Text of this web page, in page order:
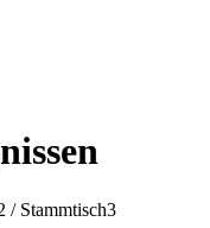
/ Stammtisch3